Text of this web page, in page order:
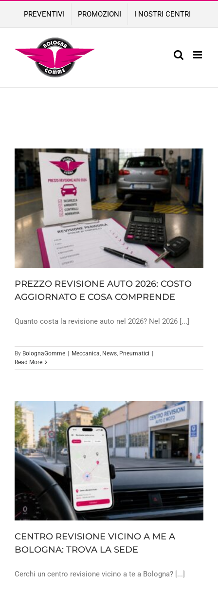
content
PREVENTIVI PROMOZIONI I NOSTRI CENTRI
PREZZO REVISIONE AUTO 2026: COSTO
AGGIORNATO E COSA COMPRENDE
Quanto costa la revisione auto nel 2026? Nel 2026 [...]
By BolognaGomme Meccanica, News, Pneumatici
Read More
CENTRO REVISIONE VICINO A ME A
BOLOGNA: TROVA LA SEDE
Cerchi un centro revisione vicino a te a Bologna? [...]